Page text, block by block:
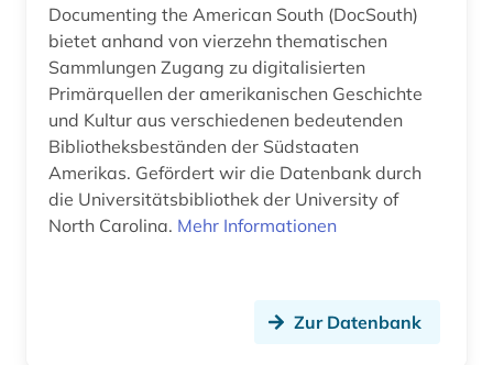
gälisch (1)
handschrift (4)
hawaii (1)
Documenting the American South (DocSouth)
bietet anhand von vierzehn thematischen
Sammlungen Zugang zu digitalisierten
Primärquellen der amerikanischen Geschichte
und Kultur aus verschiedenen bedeutenden
Bibliotheksbeständen der Südstaaten
Amerikas. Gefördert wir die Datenbank durch
die Universitätsbibliothek der University of
North Carolina. Mehr Informationen
Zur Datenbank